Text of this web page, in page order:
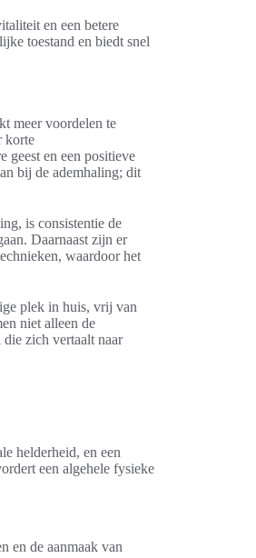
en een betere
toestand en biedt snel
meer voordelen te
korte
geest en een positieve
bij de ademhaling; dit
is consistentie de
Daarnaast zijn er
waardoor het
plek in huis, vrij van
niet alleen de
zich vertaalt naar
helderheid, en een
een algehele fysieke
en de aanmaak van